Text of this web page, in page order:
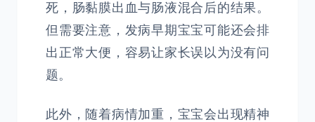
死，肠黏膜出血与肠液混合后的结果。
但需要注意，发病早期宝宝可能还会排
出正常大便，容易让家长误以为没有问
题。
此外，随着病情加重，宝宝会出现精神